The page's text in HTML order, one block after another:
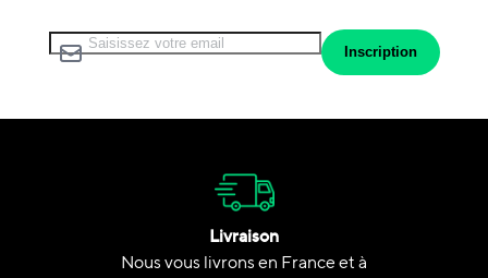
Inscription à notre lettre d’information :
Inscription
Livraison
Nous vous livrons en France et à